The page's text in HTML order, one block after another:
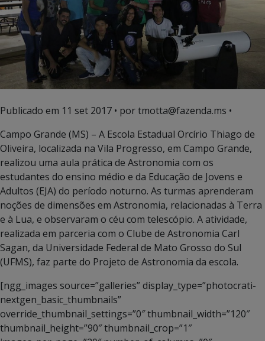
Publicado em 11 set 2017 • por tmotta@fazenda.ms •
Campo Grande (MS) – A Escola Estadual Orcírio Thiago de
Oliveira, localizada na Vila Progresso, em Campo Grande,
realizou uma aula prática de Astronomia com os
estudantes do ensino médio e da Educação de Jovens e
Adultos (EJA) do período noturno. As turmas aprenderam
noções de dimensões em Astronomia, relacionadas à Terra
e à Lua, e observaram o céu com telescópio. A atividade,
realizada em parceria com o Clube de Astronomia Carl
Sagan, da Universidade Federal de Mato Grosso do Sul
(UFMS), faz parte do Projeto de Astronomia da escola.
[ngg_images source=”galleries” display_type=”photocrati-
nextgen_basic_thumbnails”
override_thumbnail_settings=”0″ thumbnail_width=”120″
thumbnail_height=”90″ thumbnail_crop=”1″